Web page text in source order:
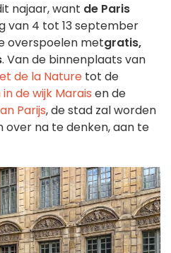
najaar, want de Paris
van 4 tot 13 september
overspoelen metgratis,
. Van de binnenplaats van
de la Nature tot de
de wijk Marais en de
Parijs, de stad zal worden
na te denken, aan te